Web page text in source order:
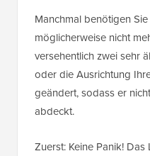
Manchmal benötigen
möglicherweise nicht
versehentlich zwei sehr
oder die Ausrichtung
geändert, sodass er
abdeckt.
Zuerst: Keine Panik!